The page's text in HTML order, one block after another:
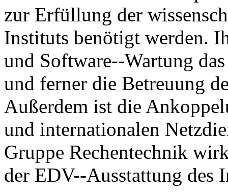
zur Erfüllung der
Instituts benötigt werden.
und Software--Wartung
und ferner die Betreuung
Außerdem ist die
und internationalen
Gruppe Rechentechnik
der EDV--Ausstattung des